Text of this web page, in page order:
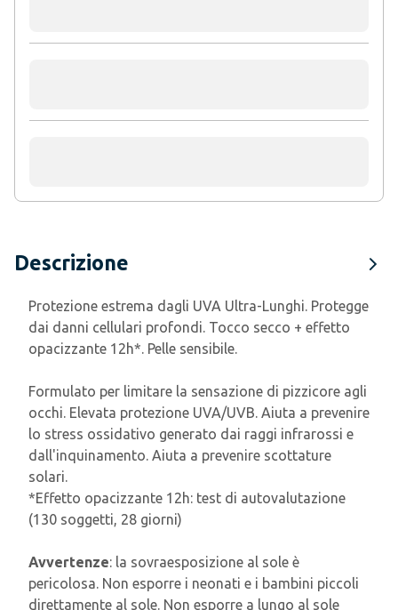
Descrizione
Protezione estrema dagli UVA Ultra-Lunghi. Protegge
dai danni cellulari profondi. Tocco secco + effetto
opacizzante 12h*. Pelle sensibile.
Formulato per limitare la sensazione di pizzicore agli
occhi. Elevata protezione UVA/UVB. Aiuta a prevenire
lo stress ossidativo generato dai raggi infrarossi e
dall'inquinamento. Aiuta a prevenire scottature
solari.
*Effetto opacizzante 12h: test di autovalutazione
(130 soggetti, 28 giorni)
Avvertenze: la sovraesposizione al sole è
pericolosa. Non esporre i neonati e i bambini piccoli
direttamente al sole. Non esporre a lungo al sole